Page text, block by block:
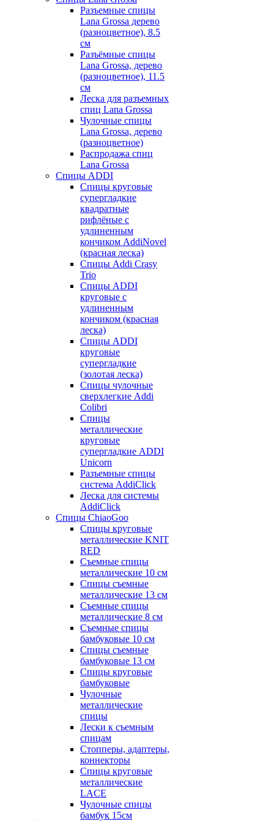
Разъемные спицы
Lana Grossa дерево
(разноцветное), 8.5
см
Разъёмные спицы
Lana Grossa, дерево
(разноцветное), 11.5
см
Леска для разъемных
спиц Lana Grossa
Чулочные спицы
Lana Grossa, дерево
(разноцветное)
Распродажа спиц
Lana Grossa
Спицы ADDI
Спицы круговые
супергладкие
квадратные
рифлёные с
удлиненным
кончиком AddiNovel
(красная леска)
Спицы Addi Crasy
Trio
Спицы ADDI
круговые с
удлиненным
кончиком (красная
леска)
Спицы ADDI
круговые
супергладкие
(золотая леска)
Спицы чулочные
сверхлегкие Addi
Colibri
Спицы
металлические
круговые
супергладкие ADDI
Unicorn
Разъемные спицы
система AddiClick
Леска для системы
AddiClick
Спицы ChiaoGoo
Спицы круговые
металлические KNIT
RED
Съемные спицы
металлические 10 см
Спицы съемные
металлические 13 см
Съемные спицы
металлические 8 см
Съемные спицы
бамбуковые 10 см
Спицы съемные
бамбуковые 13 см
Спицы круговые
бамбуковые
Чулочные
металлические
спицы
Лески к съемным
спицам
Стопперы, адаптеры,
коннекторы
Спицы круговые
металлические
LACE
Чулочные спицы
бамбук 15см